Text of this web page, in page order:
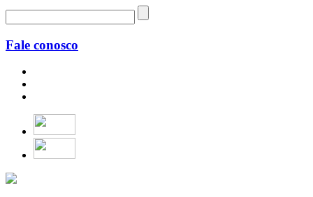
Fale conosco